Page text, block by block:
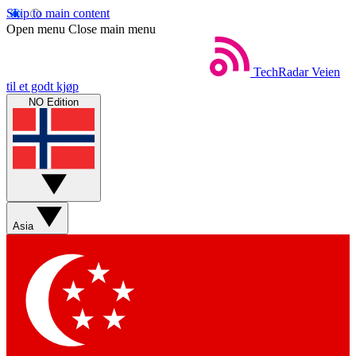
Skip to main content
Open menu Close main menu
TechRadar Veien
til et godt kjøp
NO Edition
Asia